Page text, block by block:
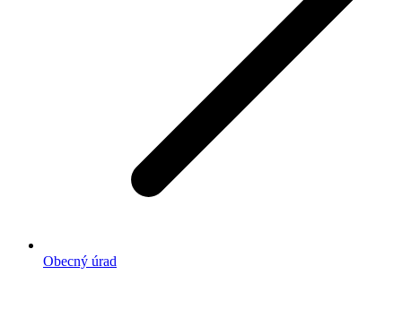
Obecný úrad